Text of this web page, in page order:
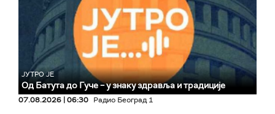
ЈУТРО ЈЕ
Од Батута до Гуче – у знаку здравља и традиције
07.08.2026 | 06:30 Радио Београд 1